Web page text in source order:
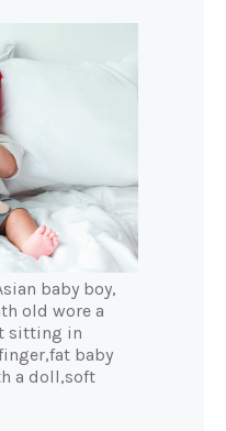
baby boy,
old wore a
sitting in
baby
a doll,soft